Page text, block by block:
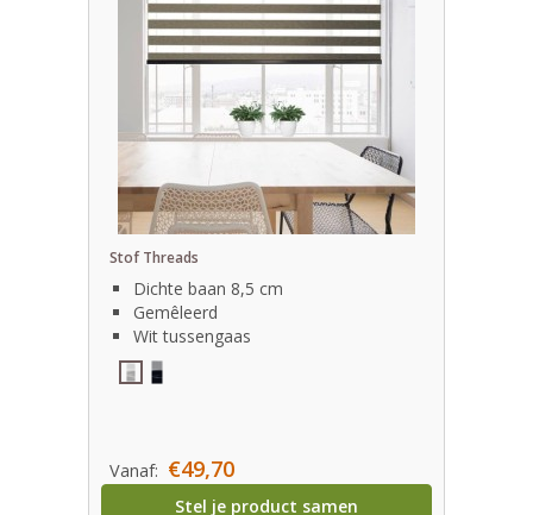
Stof Threads
Dichte baan 8,5 cm
Gemêleerd
Wit tussengaas
Vanaf: €49,70
Stel je product samen